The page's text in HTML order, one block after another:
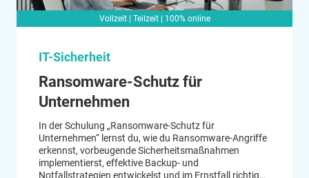
Vollzeit | Teilzeit | 100% online
IT-Sicherheit
Ransomware-Schutz für
Unternehmen
In der Schulung „Ransomware-Schutz für
Unternehmen“ lernst du, wie du Ransomware-Angriffe
erkennst, vorbeugende Sicherheitsmaßnahmen
implementierst, effektive Backup- und
Notfallstrategien entwickelst und im Ernstfall richtig